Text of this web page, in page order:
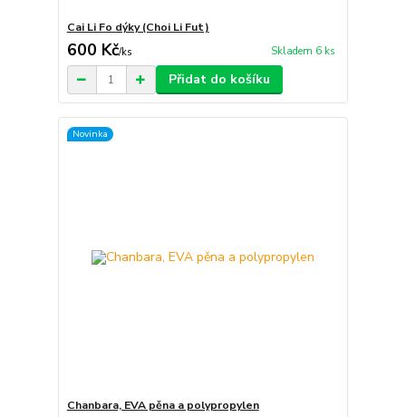
Cai Li Fo dýky (Choi Li Fut)
600 Kč/ks Skladem 6 ks
Přidat do košíku
Novinka
Chanbara, EVA pěna a polypropylen